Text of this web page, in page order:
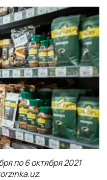
по 6 октября 2021